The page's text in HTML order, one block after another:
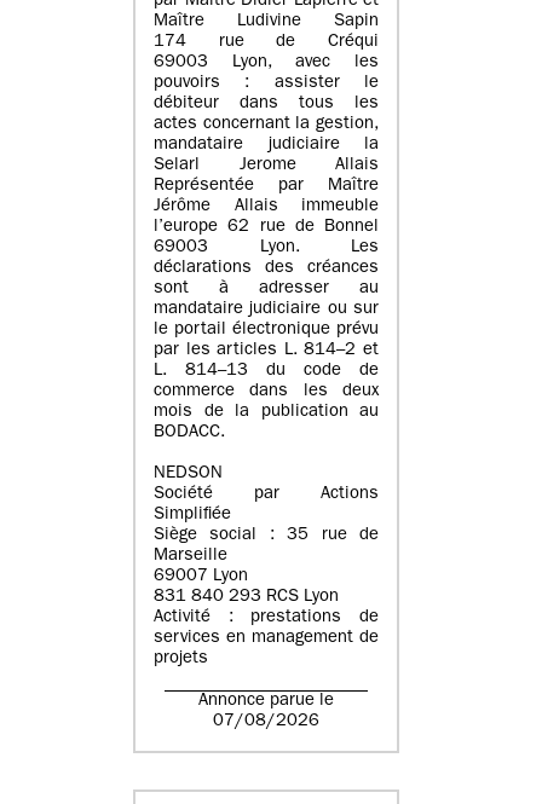
Maître Ludivine Sapin
174 rue de Créqui
69003 Lyon, avec les
pouvoirs : assister le
débiteur dans tous les
actes concernant la gestion,
mandataire judiciaire la
Selarl Jerome Allais
Représentée par Maître
Jérôme Allais immeuble
l’europe 62 rue de Bonnel
69003 Lyon. Les
déclarations des créances
sont à adresser au
mandataire judiciaire ou sur
le portail électronique prévu
par les articles L. 814–2 et
L. 814–13 du code de
commerce dans les deux
mois de la publication au
BODACC.
NEDSON
Société par Actions
Simplifiée
Siège social : 35 rue de
Marseille
69007 Lyon
831 840 293 RCS Lyon
Activité : prestations de
services en management de
projets
Annonce parue le
07/08/2026